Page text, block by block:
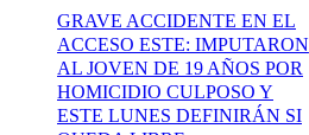
GRAVE ACCIDENTE EN EL
ACCESO ESTE: IMPUTARON
AL JOVEN DE 19 AÑOS POR
HOMICIDIO CULPOSO Y
ESTE LUNES DEFINIRÁN SI